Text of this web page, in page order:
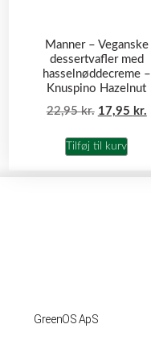
Manner – Veganske
dessertvafler med
hasselnøddecreme –
Knuspino Hazelnut
22,95kr. 17,95 kr.
Tilføj til kurv
GreenOS ApS